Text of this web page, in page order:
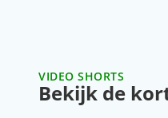
VIDEO SHORTS
Bekijk de